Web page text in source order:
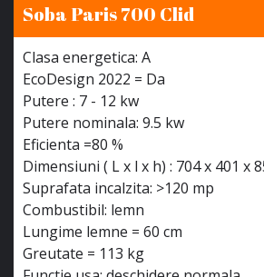
Soba Paris 700 Clid
Clasa energetica: A
EcoDesign 2022 = Da
Putere : 7 - 12 kw
Putere nominala: 9.5 kw
Eficienta =80 %
Dimensiuni ( L x l x h) : 704 x 401 x
Suprafata incalzita: >120 mp
Combustibil: lemn
Lungime lemne = 60 cm
Greutate = 113 kg